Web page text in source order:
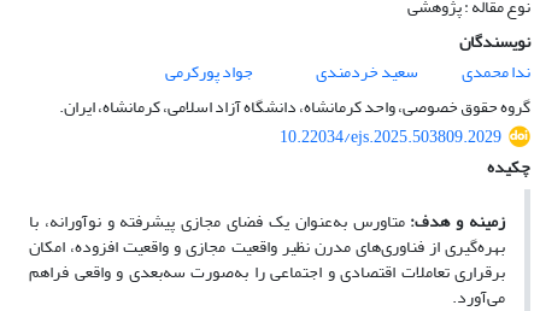
نوع مقاله : پژوهشی
نویسندگان
ندا محمدی
سعید خردمندی
جواد پور‏کرمی
گروه حقوق خصوصی، واحد کرمانشاه، دانشگاه آزاد اسلامی، کرمانشاه، ایران.
10.22034/ejs.2025.503809.2029
چکیده
زمینه و هدف: متاورس به‌عنوان یک فضای مجازی پیشرفته و نوآورانه، با
بهره‌گیری از فناوری‌های مدرن نظیر واقعیت مجازی و واقعیت افزوده، امکان
برقراری تعاملات اقتصادی و اجتماعی را به‌صورت سه‌بعدی و واقعی فراهم
می‌آورد.